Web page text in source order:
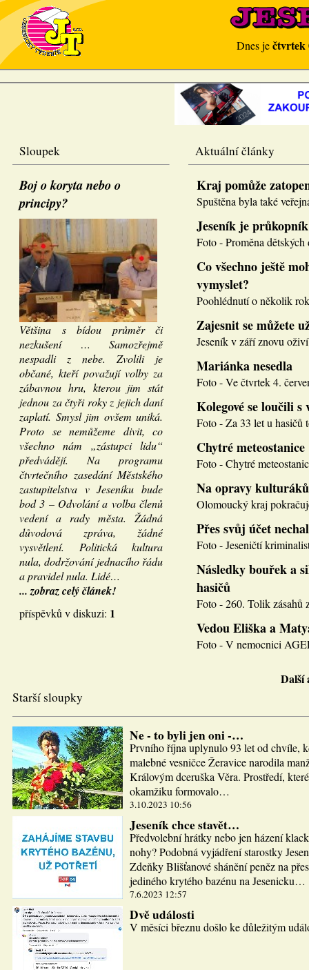
Dnes ječtvrtek
Sloupek
Boj o koryta nebo o
principy?
Většina s bídou průměr či
nezkušení … Samozřejmě
nespadli z nebe. Zvolili je
občané, kteří považují volby za
zábavnou hru, kterou jim stát
jednou za čtyři roky z jejich daní
zaplatí. Smysl jim ovšem uniká.
Proto se nemůžeme divit, co
všechno nám „zástupci lidu“
předvádějí. Na programu
čtvrtečního zasedání Městského
zastupitelstva v Jeseníku bude
bod 3 – Odvolání a volba členů
vedení a rady města. Žádná
důvodová zpráva, žádné
vysvětlení. Politická kultura
nula, dodržování jednacího řádu
a pravidel nula. Lidé…
... zobraz celý článek!
příspěvků v diskuzi: 1
Aktuální články
Kraj pomůže
Spuštěna byla také
Jeseník je průkopník
Foto - Proměna
Co všechno ještě
vymyslet?
Poohlédnutí o několik
Zajesnit se můžete
Jeseník v září znovu
Mariánka nesedla
Foto - Ve čtvrtek 4.
Kolegové se loučili s
Foto - Za 33 let u hasičů
Chytré meteostanice
Foto - Chytré
Na opravy
Olomoucký kraj
Přes svůj účet
Foto - Jeseničtí
Následky bouřek a
hasičů
Foto - 260. Tolik zásahů
Vedou Eliška a
Foto - V nemocnici
Starší sloupky
Ne - to byli jen oni -…
Prvního října uplynulo 93 let od chvíle,
malebné vesničce Žeravice narodila
Královým dceruška Věra. Prostředí,
okamžiku formovalo…
3.10.2023 10:56
Jeseník chce stavět…
Předvolební hrátky nebo jen házení
nohy? Podobná vyjádření starostky
Zdeňky Blišťanové shánění peněz na
jediného krytého bazénu na Jesenicku…
7.6.2023 12:57
Dvě události
V měsíci březnu došlo ke důležitým